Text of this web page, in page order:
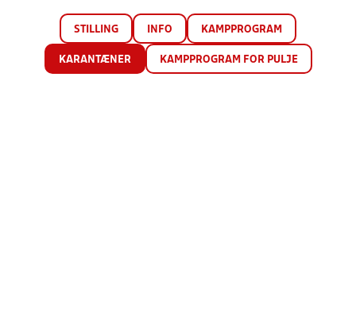
STILLING INFO KAMPPROGRAM
KARANTÆNER KAMPPROGRAM FOR PULJE